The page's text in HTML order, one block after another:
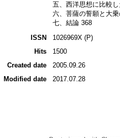
五、西洋思想に比較
六、菩薩の誓願と大
七、結論 368
ISSN
1026969X (P)
Hits
1500
Created date
2005.09.26
Modified date
2017.07.28